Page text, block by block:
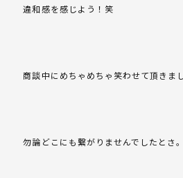
違和感を感じよう！笑
商談中にめちゃめちゃ笑わせて頂きま
勿論どこにも繋がりませんでしたとさ。